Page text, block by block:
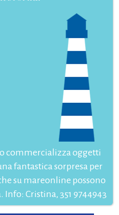
commercializza oggetti
fantastica sorpresa per
su mareonline possono
Cristina, 351 9744943